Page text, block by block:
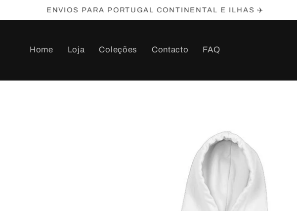
ENVIOS PARA PORTUGAL CONTINENTAL E ILHAS ✈️
Home Loja Coleções Contacto FAQ